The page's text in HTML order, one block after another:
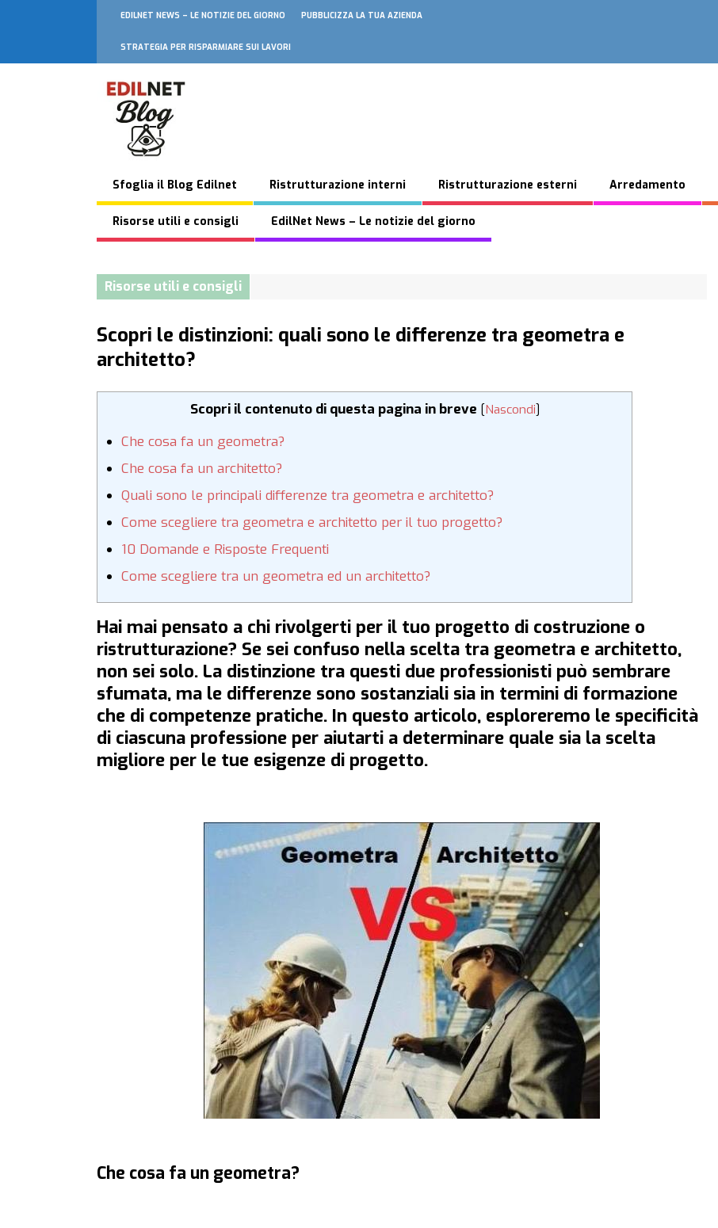
EDILNET NEWS – LE NOTIZIE DEL GIORNO PUBBLICIZZA LA TUA AZIENDA
STRATEGIA PER RISPARMIARE SUI LAVORI
Sfoglia il Blog Edilnet Ristrutturazione interni Ristrutturazione esterni Arredamento
Risorse utili e consigli EdilNet News – Le notizie del giorno
Risorse utili e consigli
Scopri le distinzioni: quali sono le differenze tra geometra e
architetto?
Scopri il contenuto di questa pagina in breve [Nascondi]
Che cosa fa un geometra?
Che cosa fa un architetto?
Quali sono le principali differenze tra geometra e architetto?
Come scegliere tra geometra e architetto per il tuo progetto?
10 Domande e Risposte Frequenti
Come scegliere tra un geometra ed un architetto?
Hai mai pensato a chi rivolgerti per il tuo progetto di costruzione o
ristrutturazione? Se sei confuso nella scelta tra geometra e architetto,
non sei solo. La distinzione tra questi due professionisti può sembrare
sfumata, ma le differenze sono sostanziali sia in termini di formazione
che di competenze pratiche. In questo articolo, esploreremo le specificità
di ciascuna professione per aiutarti a determinare quale sia la scelta
migliore per le tue esigenze di progetto.
Che cosa fa un geometra?